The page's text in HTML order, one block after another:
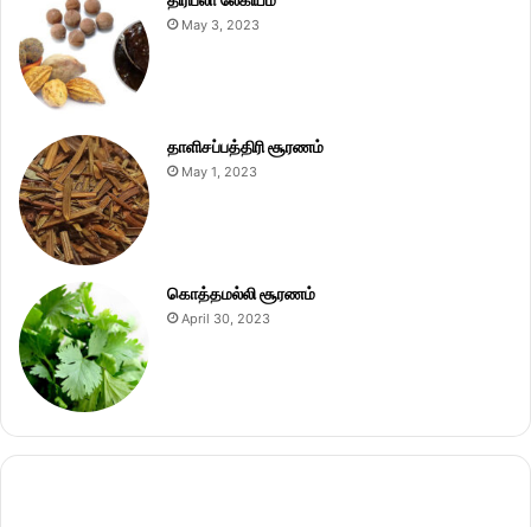
May 3, 2023
தாளிசப்பத்திரி சூரணம்
May 1, 2023
கொத்தமல்லி சூரணம்
April 30, 2023